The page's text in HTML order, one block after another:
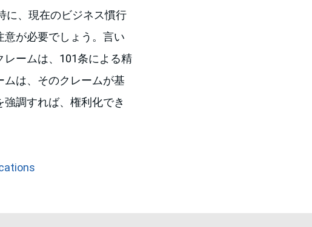
に、現在のビジネス慣行
が必要でしょう。言い
ームは、101条による精
は、そのクレームが基
調すれば、権利化でき